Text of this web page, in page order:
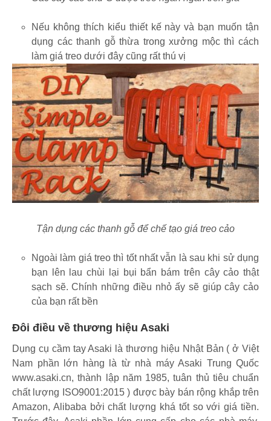
Nếu không thích kiểu thiết kế này và bạn muốn tận
dụng các thanh gỗ thừa trong xưởng mộc thì cách
làm giá treo dưới đây cũng rất thú vị
Tận dụng các thanh gỗ để chế tạo giá treo cảo
Ngoài làm giá treo thì tốt nhất vẫn là sau khi sử dụng
bạn lên lau chùi lại bụi bẩn bám trên cây cảo thật
sạch sẽ. Chính những điều nhỏ ấy sẽ giúp cây cảo
của bạn rất bền
Đôi điều về thương hiệu Asaki
Dụng cụ cầm tay Asaki là thương hiệu Nhật Bản ( ở Việt
Nam phần lớn hàng là từ nhà máy Asaki Trung Quốc
www.asaki.cn, thành lập năm 1985, tuân thủ tiêu chuẩn
chất lượng ISO9001:2015 ) được bày bán rộng khắp trên
Amazon, Alibaba bởi chất lượng khá tốt so với giá tiền.